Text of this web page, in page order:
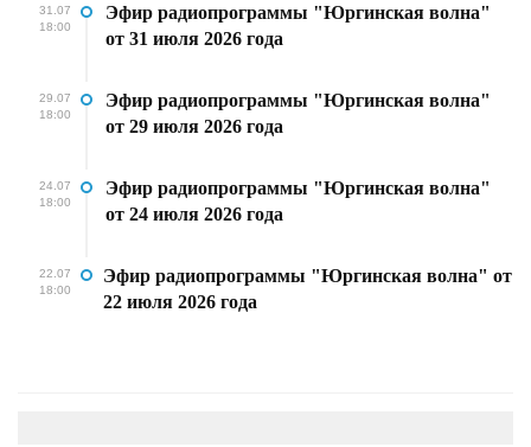
31.07
18:00
Эфир радиопрограммы "Юргинская волна"
от 31 июля 2026 года
29.07
18:00
Эфир радиопрограммы "Юргинская волна"
от 29 июля 2026 года
24.07
18:00
Эфир радиопрограммы "Юргинская волна"
от 24 июля 2026 года
22.07
18:00
Эфир радиопрограммы "Юргинская волна" от
22 июля 2026 года